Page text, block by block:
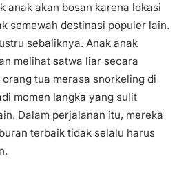
anak akan bosan karena lokasi
semewah destinasi populer lain.
sebaliknya. Anak anak
melihat satwa liar secara
tua merasa snorkeling di
momen langka yang sulit
Dalam perjalanan itu, mereka
terbaik tidak selalu harus